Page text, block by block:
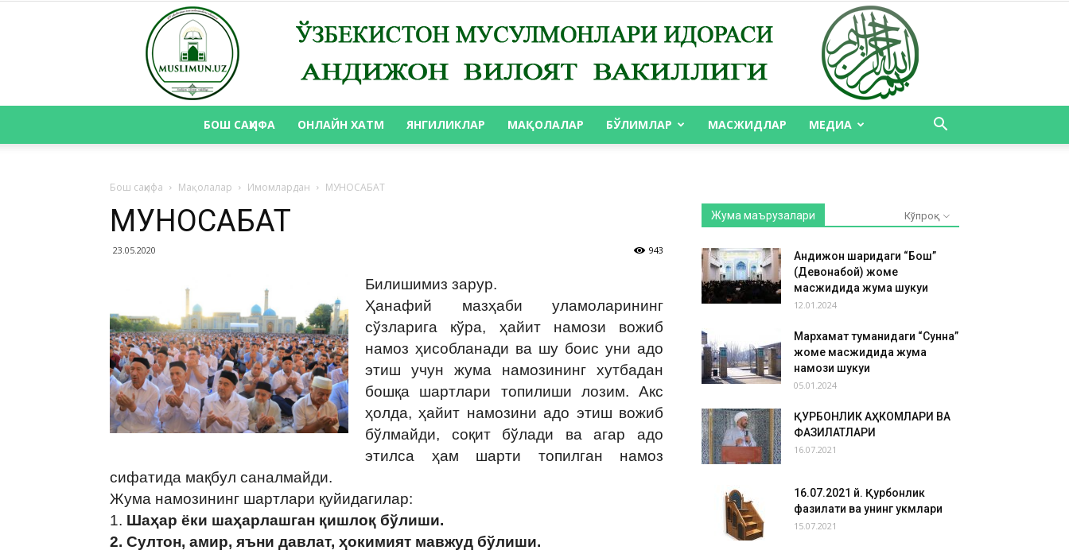
БОШ САҲИФА ОНЛАЙН ХАТМ ЯНГИЛИКЛАР МАҚОЛАЛАР БЎЛИМЛАР МАСЖИДЛАР МЕДИА
Бош саҳифа Мақолалар Имомлардан МУНОСАБАТ
МУНОСАБАТ
23.05.2020 943
Билишимиз зарур.
Ҳанафий мазҳаби уламоларининг
сўзларига кўра, ҳайит намози вожиб
намоз ҳисобланади ва шу боис уни адо
этиш учун жума намозининг хутбадан
бошқа шартлари топилиши лозим. Акс
ҳолда, ҳайит намозини адо этиш вожиб
бўлмайди, соқит бўлади ва агар адо
этилса ҳам шарти топилган намоз
сифатида мақбул саналмайди.
Жума намозининг шартлари қуйидагилар:
1. Шаҳар ёки шаҳарлашган қишлоқ бўлиши.
2. Султон, амир, яъни давлат, ҳокимият мавжуд бўлиши.
Жума маърузалари Кўпроқ
Андижон шаҳридаги “Бош”
(Девонабой) жоме
масжидида жума шукуҳи
12.01.2024
Мархамат туманидаги “Сунна”
жоме масжидида жума
намози шукуҳи
05.01.2024
ҚУРБОНЛИК АҲКОМЛАРИ ВА
ФАЗИЛАТЛАРИ
16.07.2021
16.07.2021 й. Қурбонлик
фазилати ва унинг ҳукмлари
15.07.2021